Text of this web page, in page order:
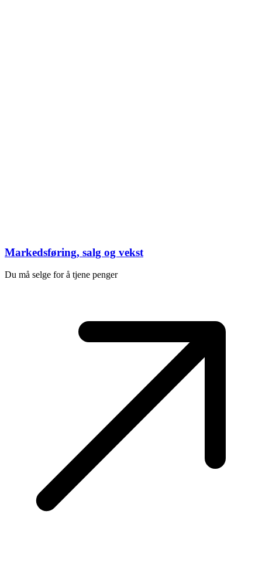
Markedsføring, salg og vekst
Du må selge for å tjene penger